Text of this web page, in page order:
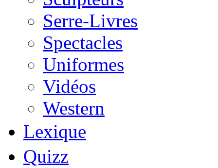
Serre-Livres
Spectacles
Uniformes
Vidéos
Western
Lexique
Quizz